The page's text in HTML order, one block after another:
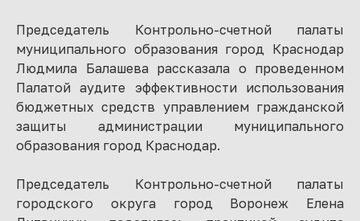
Председатель Контрольно-счетной палаты
муниципального образования город Краснодар
Людмила Балашева рассказала о проведенном
Палатой аудите эффективности использования
бюджетных средств управлением гражданской
защиты администрации муниципального
образования город Краснодар.
Председатель Контрольно-счетной палаты
городского округа город Воронеж Елена